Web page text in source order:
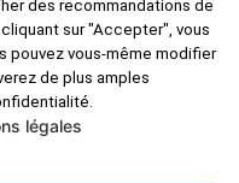
générales de vente